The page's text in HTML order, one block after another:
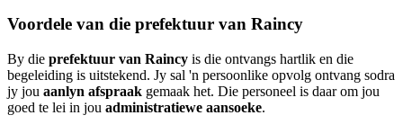
Voordele van die prefektuur van Raincy
By die prefektuur van Raincy is die ontvangs hartlik en die
begeleiding is uitstekend. Jy sal 'n persoonlike opvolg ontvang sodra
jy jou aanlyn afspraak gemaak het. Die personeel is daar om jou
goed te lei in jou administratiewe aansoeke.